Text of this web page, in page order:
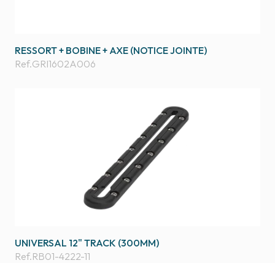
RESSORT + BOBINE + AXE (NOTICE JOINTE)
Ref.GRI1602A006
UNIVERSAL 12" TRACK (300MM)
Ref.RB01-4222-11